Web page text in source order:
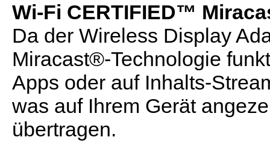
Wi-Fi CERTIFIED™
Da der Wireless Display
Miracast®-Technologie
Apps oder auf Inhalts-
was auf Ihrem Gerät
übertragen.